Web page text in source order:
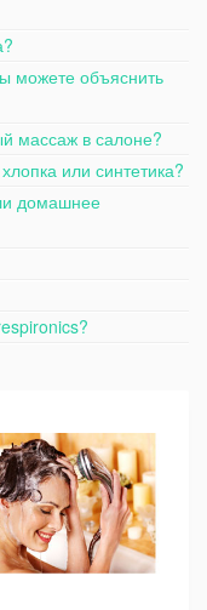
можете объяснить
массаж в салоне?
или синтетика?
домашнее